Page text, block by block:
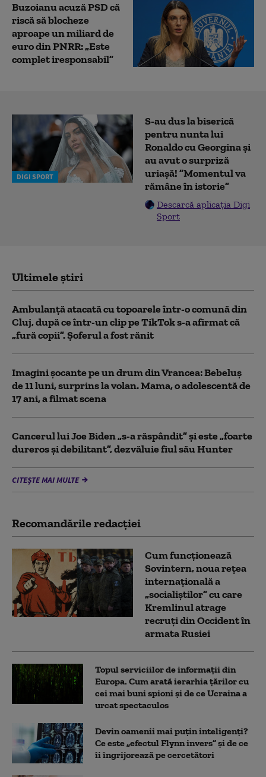
Buzoianu acuză PSD că
riscă să blocheze
aproape un miliard de
euro din PNRR: „Este
complet iresponsabil”
DIGI SPORT
S-au dus la biserică
pentru nunta lui
Ronaldo cu Georgina și
au avut o surpriză
uriașă! ”Momentul va
rămâne în istorie”
Descarcă aplicația Digi
Sport
Ultimele știri
Ambulanţă atacată cu topoarele într-o comună din
Cluj, după ce într-un clip pe TikTok s-a afirmat că
„fură copii”. Șoferul a fost rănit
Imagini șocante pe un drum din Vrancea: Bebeluș
de 11 luni, surprins la volan. Mama, o adolescentă de
17 ani, a filmat scena
Cancerul lui Joe Biden „s-a răspândit” şi este „foarte
dureros și debilitant”, dezvăluie fiul său Hunter
CITEȘTE MAI MULTE
Recomandările redacţiei
Cum funcționează
Sovintern, noua rețea
internațională a
„socialiștilor” cu care
Kremlinul atrage
recruți din Occident în
armata Rusiei
Topul serviciilor de informații din
Europa. Cum arată ierarhia țărilor cu
cei mai buni spioni și de ce Ucraina a
urcat spectaculos
Devin oamenii mai puțin inteligenți?
Ce este „efectul Flynn invers” și de ce
îi îngrijorează pe cercetători